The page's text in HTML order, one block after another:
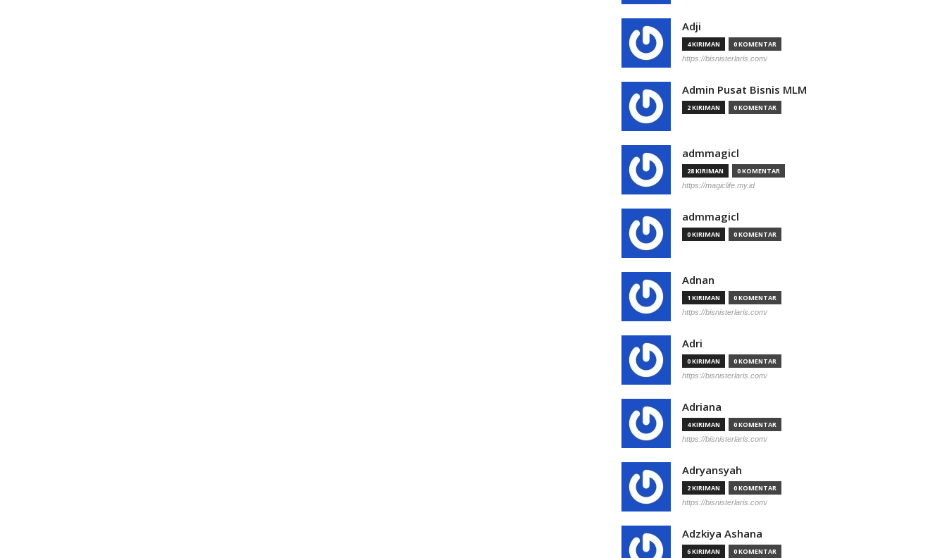
Adji
4 KIRIMAN 0 KOMENTAR
https://bisnisterlaris.com/
Admin Pusat Bisnis MLM
2 KIRIMAN 0 KOMENTAR
admmagicl
28 KIRIMAN 0 KOMENTAR
https://magiclife.my.id
admmagicl
0 KIRIMAN 0 KOMENTAR
Adnan
1 KIRIMAN 0 KOMENTAR
https://bisnisterlaris.com/
Adri
0 KIRIMAN 0 KOMENTAR
https://bisnisterlaris.com/
Adriana
4 KIRIMAN 0 KOMENTAR
https://bisnisterlaris.com/
Adryansyah
2 KIRIMAN 0 KOMENTAR
https://bisnisterlaris.com/
Adzkiya Ashana
6 KIRIMAN 0 KOMENTAR